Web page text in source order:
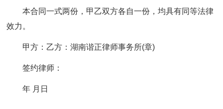
本合同一式两份，甲乙双方各自一份，均具有同等法律
效力。
甲方：乙方：湖南谐正律师事务所(章)
签约律师：
年 月日